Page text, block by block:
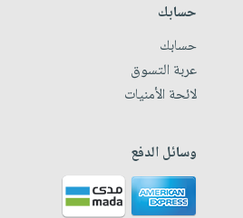
حسابك
حسابك
عربة التسوق
لائحة الأمنيات
وسائل الدفع